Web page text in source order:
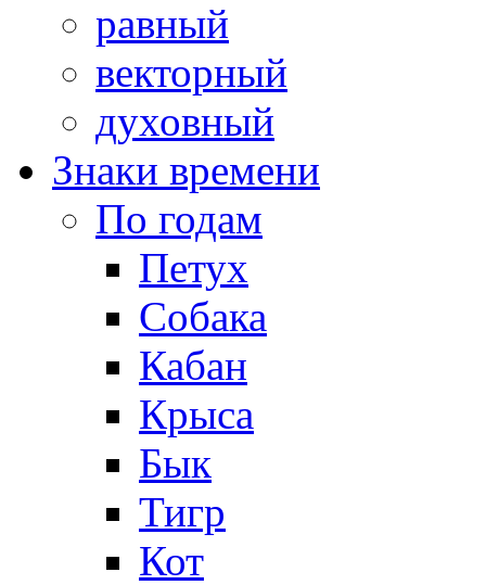
равный
векторный
духовный
Знаки времени
По годам
Петух
Собака
Кабан
Крыса
Бык
Тигр
Кот